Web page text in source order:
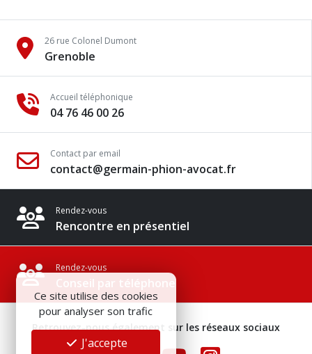
26 rue Colonel Dumont
Grenoble
Accueil téléphonique
04 76 46 00 26
Contact par email
contact@germain-phion-avocat.fr
Rendez-vous
Rencontre en présentiel
Rendez-vous
Conseil par téléphone
Retrouvez-nous également sur les réseaux sociaux
Ce site utilise des cookies
pour analyser son trafic
J'accepte